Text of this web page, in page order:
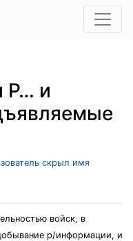
Р… и
скрыл имя
войск, в
р/информации, и